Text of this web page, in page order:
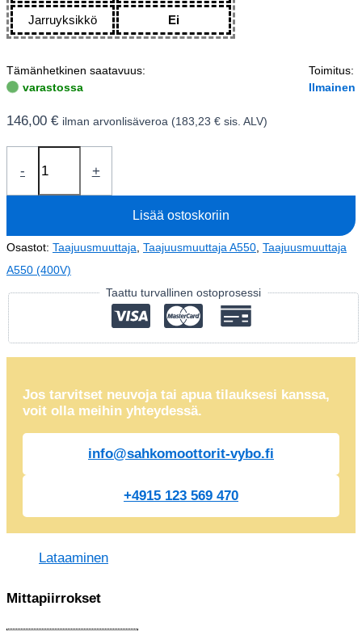
Jarruyksikkö Ei
Tämänhetkinen saatavuus:
varastossa
Toimitus:
Ilmainen
146,00 € ilman arvonlisäveroa (183,23 € sis. ALV)
-
0,4kW
4T0004
(400V)
määrä
+
Lisää ostoskoriin
Osastot: Taajuusmuuttaja Taajuusmuuttaja A550 Taajuusmuuttaja
A550 (400V)
Taattu turvallinen ostoprosessi
Jos tarvitset neuvoja tai apua tilauksesi kanssa,
voit olla meihin yhteydessä.
info@sahkomoottorit-vybo.fi
+4915 123 569 470
Lataaminen
Mittapiirrokset